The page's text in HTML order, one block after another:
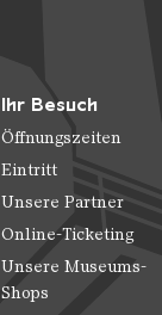
Ihr Besuch
Öffnungszeiten
Eintritt
Unsere Partner
Online-Ticketing
Unsere Museums-
Shops